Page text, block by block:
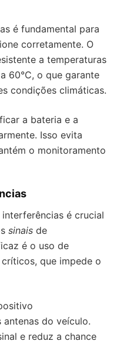
é fundamental para
corretamente. O
a temperaturas
60°C, o que garante
condições climáticas.
a bateria e a
Isso evita
o monitoramento
é crucial
sinais de
é o uso de
que impede o
do veículo.
e reduz a chance